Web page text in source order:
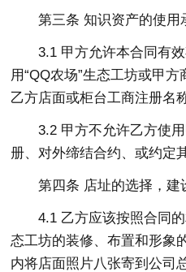
第三条 知识资产的使用
3.1 甲方允许本合同有
用“QQ农场”生态工坊或甲
乙方店面或柜台工商注册名称
3.2 甲方不允许乙方使
册、对外缔结合约、或约定
第四条 店址的选择，建
4.1 乙方应该按照合同
态工坊的装修、布置和形象
内将店面照片八张寄到公司